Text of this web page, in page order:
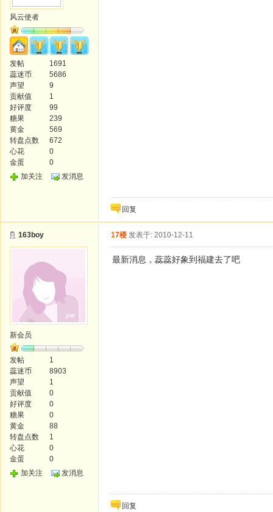
风云使者
发帖
1691
蕊迷币
5686
声望
9
贡献值
1
好评度
99
糖果
239
黄金
569
转盘点数
672
心花
0
金蛋
0
加关注
发消息
回复
163boy
新会员
发帖
1
蕊迷币
8903
声望
1
贡献值
0
好评度
0
糖果
0
黄金
88
转盘点数
1
心花
0
金蛋
0
加关注
发消息
17楼 发表于: 2010-12-11
最新消息，蕊蕊好象到福建去了吧
回复